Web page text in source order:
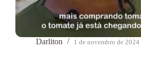
Darliton 1 de novembro de 2024